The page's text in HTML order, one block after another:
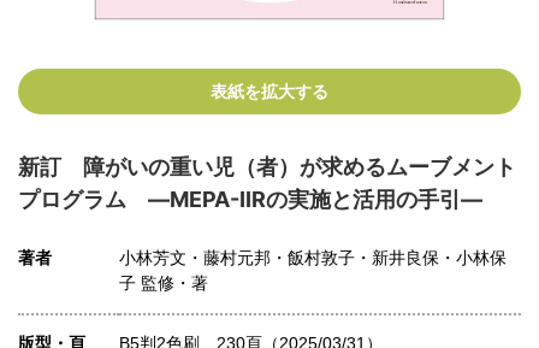
表紙を拡大する
新訂 障がいの重い児（者）が求めるムーブメント
プログラム ―MEPA-IIRの実施と活用の手引―
著者
小林芳文・藤村元邦・飯村敦子・新井良保・小林保
子 監修・著
版型・頁 B5判2色刷 230頁（2025/03/31）